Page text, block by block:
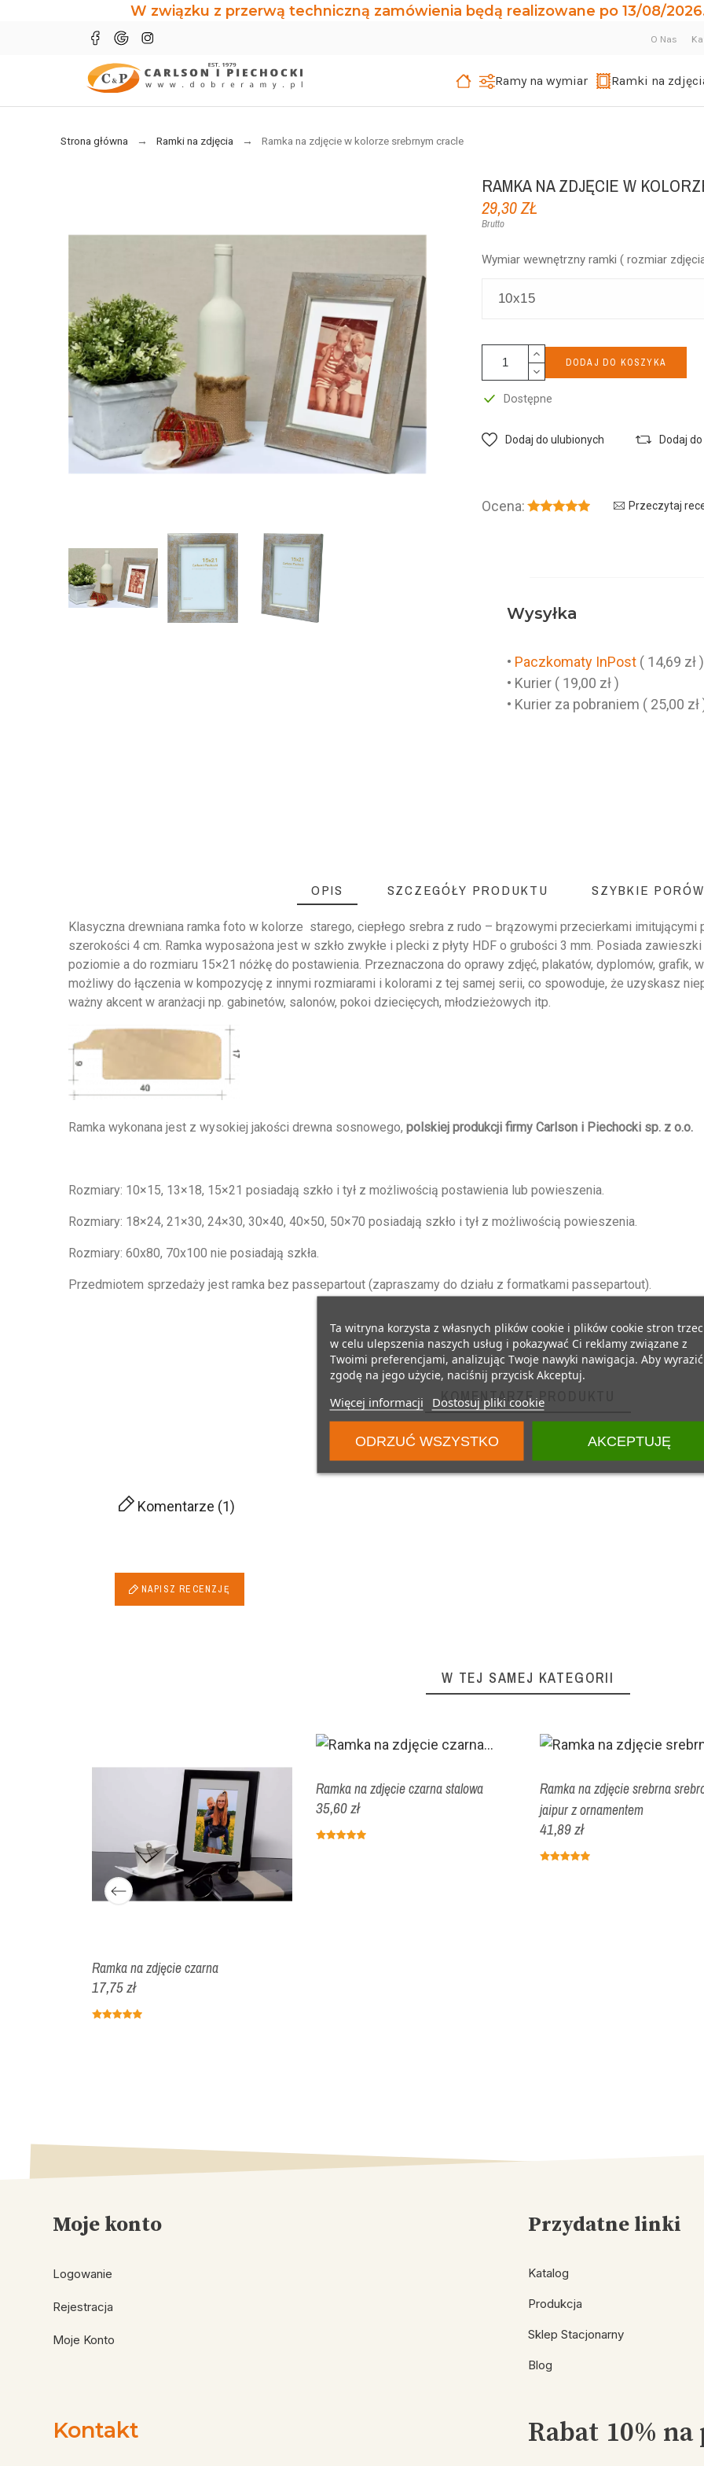
W związku z przerwą techniczną zamówienia będą realizowane po 13/08/
O Nas
Ramy na wymiar Ramki na
Strona główna Ramki na zdjęcia Ramka na zdjęcie w kolorze srebrnym cracle
RAMKA NA ZDJĘCIE W
29,30 ZŁ
Brutto
Wymiar wewnętrzny ramki ( rozmiar
DODAJ DO KOSZYKA
Dostępne
Dodaj do ulubionych Dodaj
Ocena: Przeczytaj
Wysyłka
• Paczkomaty InPost ( 14,69 zł )
• Kurier ( 19,00 zł )
• Kurier za pobraniem ( 25,00 zł
OPIS SZCZEGÓŁY PRODUKTU SZYBKIE
Klasyczna drewniana ramka foto w kolorze starego, ciepłego srebra z rudo – brązowymi przecierkami imitującymi
szerokości 4 cm. Ramka wyposażona jest w szkło zwykłe i plecki z płyty HDF o grubości 3 mm. Posiada
poziomie a do rozmiaru 15×21 nóżkę do postawienia. Przeznaczona do oprawy zdjęć, plakatów, dyplomów, grafik,
możliwy do łączenia w kompozycję z innymi rozmiarami i kolorami z tej samej serii, co spowoduje, że uzyskasz
ważny akcent w aranżacji np. gabinetów, salonów, pokoi dziecięcych, młodzieżowych itp.
Ramka wykonana jest z wysokiej jakości drewna sosnowego,polskiej produkcji firmy Carlson i Piechocki sp. z o.o.
Rozmiary: 10×15, 13×18, 15×21 posiadają szkło i tył z możliwością postawienia lub powieszenia.
Rozmiary: 18×24, 21×30, 24×30, 30×40, 40×50, 50×70 posiadają szkło i tył z możliwością powieszenia.
Rozmiary: 60x80, 70x100 nie posiadają szkła.
Przedmiotem sprzedaży jest ramka bez passepartout (zapraszamy do działu z formatkami passepartout).
KOMENTARZE PRODUKTU
Komentarze (1)
NAPISZ RECENZJĘ
W TEJ SAMEJ KATEGORII
Ramka na zdjęcie czarna
17,75 zł
Ramka na zdjęcie czarna stalowa
35,60 zł
Ramka na zdjęcie srebrna
jaipur z ornamentem
41,89 zł
Moje konto
Logowanie
Rejestracja
Moje Konto
Przydatne linki
Katalog
Produkcja
Sklep Stacjonarny
Blog
Kontakt Rabat 10%
Ta witryna korzysta z własnych plików cookie i plików cookie stron
w celu ulepszenia naszych usług i pokazywać Ci reklamy związane z
Twoimi preferencjami, analizując Twoje nawyki nawigacja. Aby wyrazić
zgodę na jego użycie, naciśnij przycisk Akceptuj.
Więcej informacji Dostosuj pliki cookie
ODRZUĆ WSZYSTKO AKCEPTUJĘ